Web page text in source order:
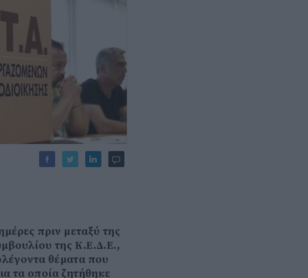
πριν μεταξύ της
της Κ.Ε.Δ.Ε.,
θέματα που
τα οποία ζητήθηκε